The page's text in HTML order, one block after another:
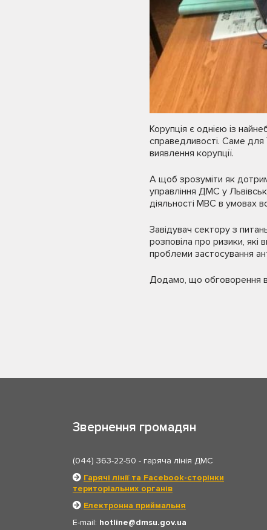
Корупція є однією із
справедливості. Саме для
виявлення корупції.
А щоб зрозуміти як
управління ДМС у
діяльності МВС в умовах
Завідувач сектору з
розповіла про ризики, які
проблеми застосування
Додамо, що обговорення
Звернення громадян
(044) 363-22-50 - гаряча лінія ДМС
Гарячі лінії та Facebook-сторінки
територіальних органів
Електронна приймальня
E-mail: hotline dmsu.gov.ua